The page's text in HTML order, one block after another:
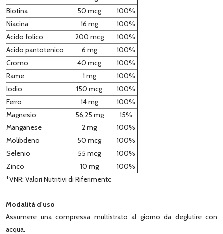
Biotina
50 mcg
100%
Niacina
16 mg
100%
Acido folico
200 mcg
100%
Acido pantotenico
6 mg
100%
Cromo
40 mcg
100%
Rame
1 mg
100%
Iodio
150 mcg
100%
Ferro
14 mg
100%
Magnesio
56,25 mg
15%
Manganese
2 mg
100%
Molibdeno
50 mcg
100%
Selenio
55 mcg
100%
Zinco
10 mg
100%
*VNR: Valori Nutritivi di Riferimento
Modalità d'uso
Assumere una compressa multistrato al giorno da deglutire con
acqua.